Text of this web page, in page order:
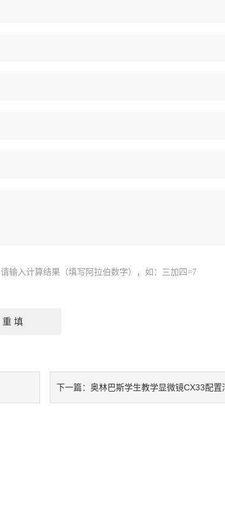
请输入计算结果（填写阿拉伯数字），如：三加四=7
下一篇：奥林巴斯学生教学显微镜CX33配置